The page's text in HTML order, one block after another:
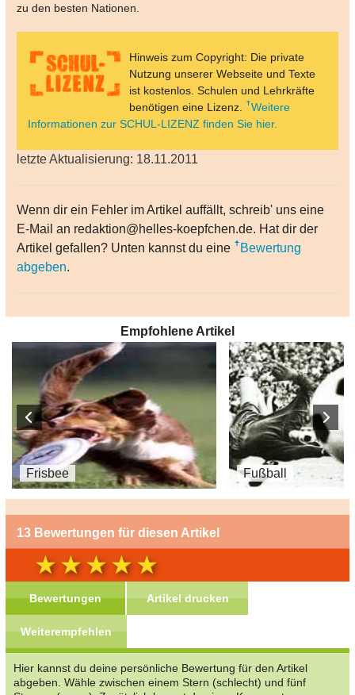
zu den besten Nationen.
Hinweis zum Copyright: Die private
Nutzung unserer Webseite und Texte
ist kostenlos. Schulen und Lehrkräfte
benötigen eine Lizenz.
Weitere
Informationen zur SCHUL-LIZENZ finden Sie hier.
letzte Aktualisierung: 18.11.2011
Wenn dir ein Fehler im Artikel auffällt, schreib' uns eine
E-Mail an redaktion@helles-koepfchen.de. Hat dir der
Artikel gefallen? Unten kannst du eine
Bewertung
abgeben.
Empfohlene Artikel
Frisbee Fußball
13 Bewertungen für diesen Artikel
Bewertungen Artikel drucken
Weiterempfehlen
Hier kannst du deine persönliche Bewertung für den Artikel
abgeben. Wähle zwischen einem Stern (schlecht) und fünf